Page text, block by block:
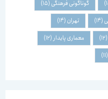
گوناگونی فرهنگی(15)
تهران(14)
معماری پایدار(12)